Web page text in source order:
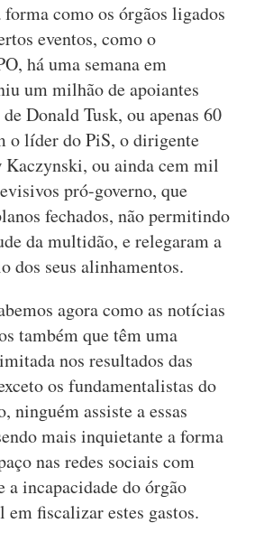
como os órgãos ligados
eventos, como o
há uma semana em
um milhão de apoiantes
Donald Tusk, ou apenas 60
o líder do PiS, o dirigente
ou ainda cem mil
pró-governo, que
fechados, não permitindo
da multidão, e relegaram a
dos seus alinhamentos.
agora como as notícias
também que têm uma
nos resultados das
os fundamentalistas do
ninguém assiste a essas
mais inquietante a forma
nas redes sociais com
a incapacidade do órgão
fiscalizar estes gastos.